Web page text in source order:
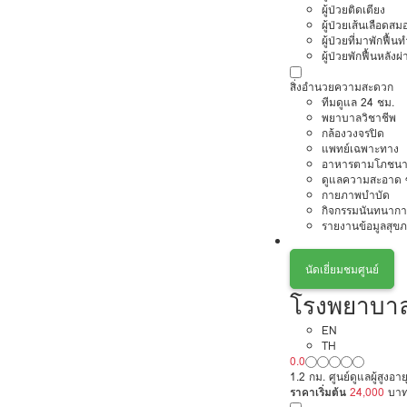
ผู้ป่วยติดเตียง
ผู้ป่วยเส้นเลือดสม
ผู้ป่วยที่มาพักฟื้น
ผู้ป่วยพักฟื้นหลังผ่
สิ่งอำนวยความสะดวก
ทีมดูแล 24 ชม.
พยาบาลวิชาชีพ
กล้องวงจรปิด
แพทย์เฉพาะทาง
อาหารตามโภชน
ดูแลความสะอาด
กายภาพบำบัด
กิจกรรมนันทนาก
รายงานข้อมูลสุข
นัดเยี่ยมชมศูนย์
โรงพยาบา
EN
TH
0.0
1.2 กม. ศูนย์ดูแลผู้สูงอา
ราคาเริ่มต้น 24,000 บา